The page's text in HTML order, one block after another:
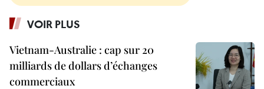
VOIR PLUS
Vietnam-Australie : cap sur 20
milliards de dollars d’échanges
commerciaux